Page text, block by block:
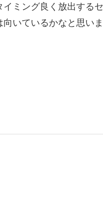
ミング良く放出するセ
いているかなと思いま